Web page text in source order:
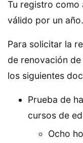
Tu registro como
válido por un año.
Para solicitar la
de renovación
los siguientes
Prueba de
cursos de
Ocho